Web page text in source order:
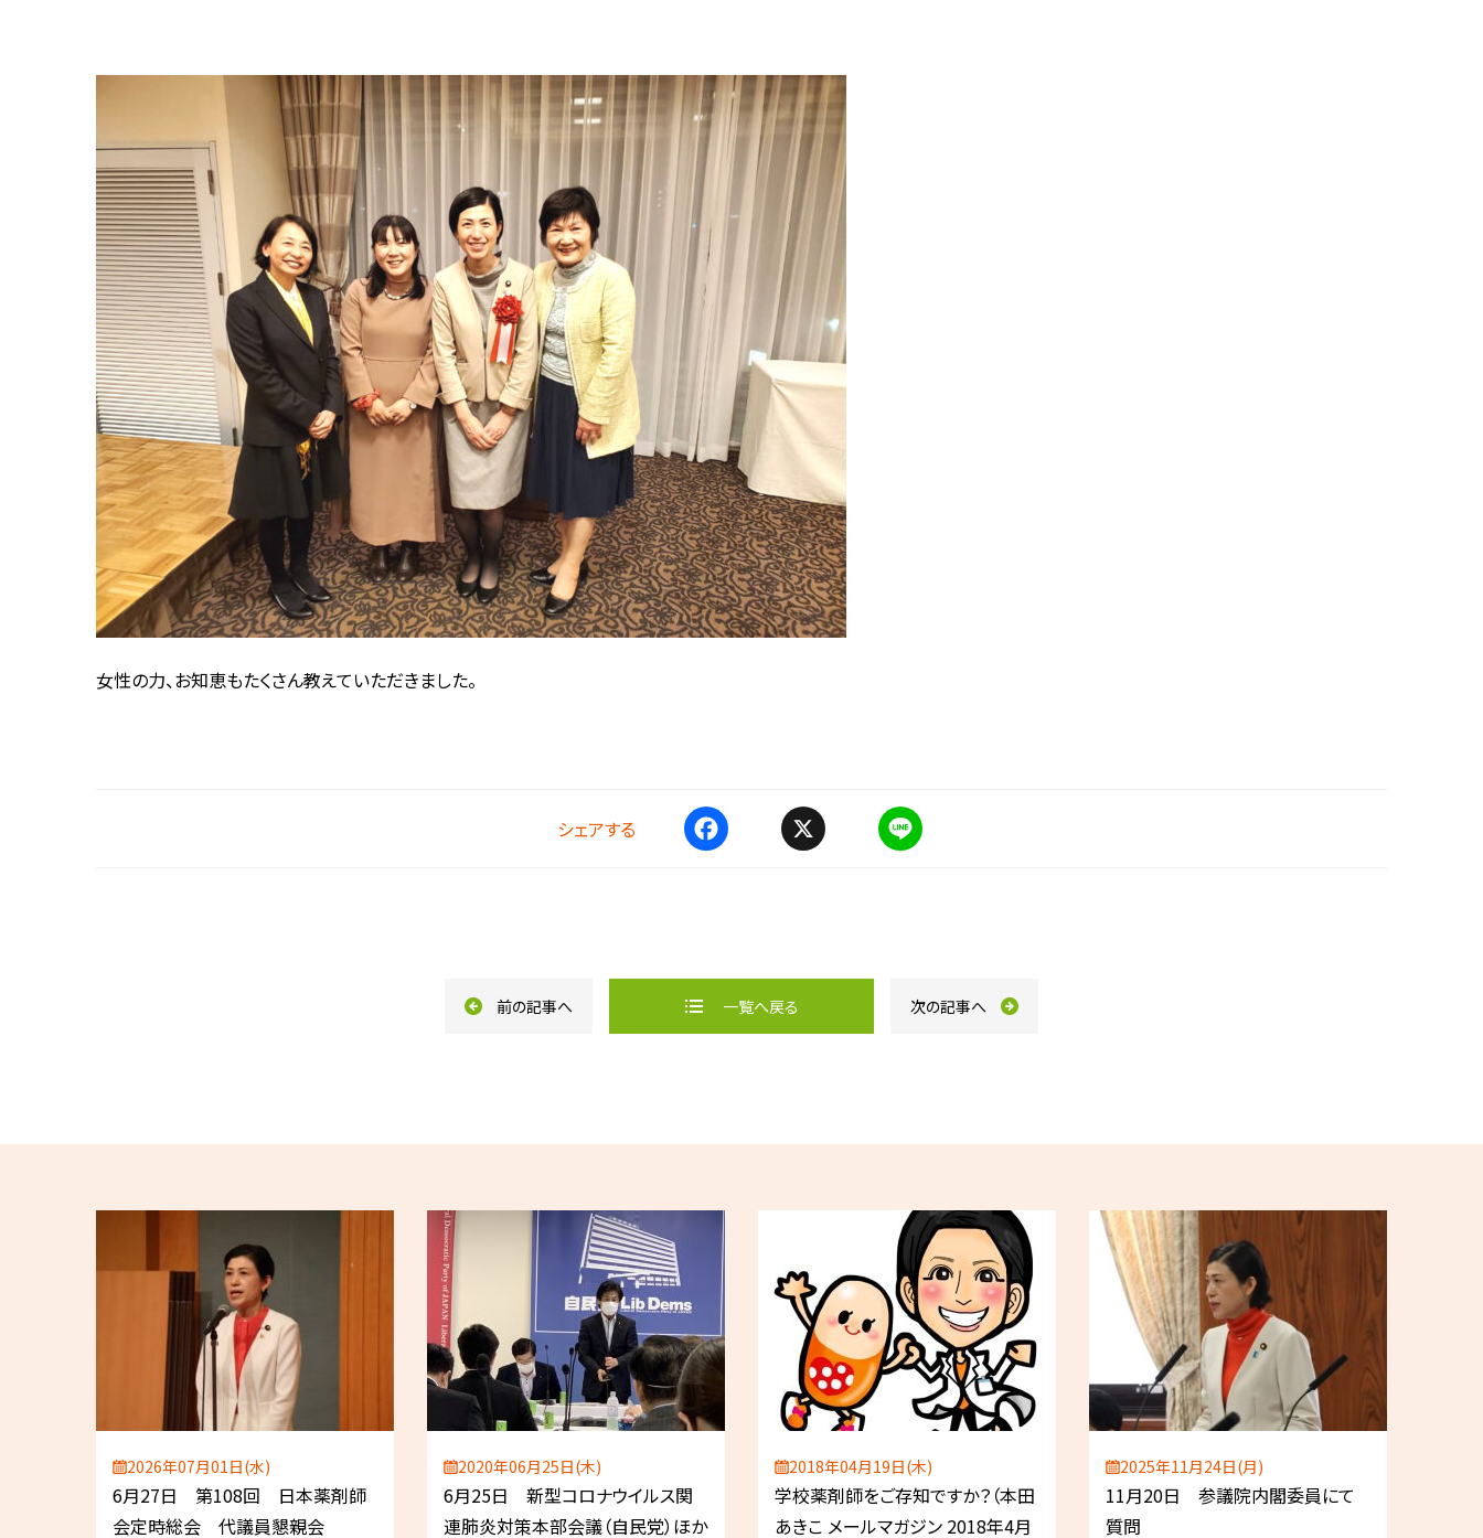
女性の力、お知恵もたくさん教えていただきました。
シェアする
k
一覧へ戻る
前の記事へ 次の記事へ
2026年07月01日(水)
6月27日 第108回 日本薬剤師
会定時総会 代議員懇親会
2020年06月25日(木)
6月25日 新型コロナウイルス関
連肺炎対策本部会議（自民党）ほか
2018年04月19日(木)
学校薬剤師をご存知ですか？（本田
あきこ メールマガジン 2018年4月
2025年11月24日(月)
11月20日 参議院内閣委員にて
質問